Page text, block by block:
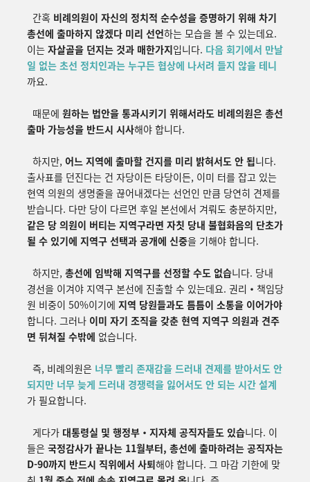
간혹 비례의원이 자신의 정치적 순수성을 증명하기 위해 차기
총선에 출마하지 않겠다 미리 선언하는 모습을 볼 수 있는데요.
이는 자살골을 던지는 것과 매한가지입니다. 다음 회기에서 만날
일 없는 초선 정치인과는 누구든 협상에 나서려 들지 않을 테니
까요.
때문에 원하는 법안을 통과시키기 위해서라도 비례의원은 총선
출마 가능성을 반드시 시사해야 합니다.
하지만, 어느 지역에 출마할 건지를 미리 밝혀서도 안 됩니다.
출사표를 던진다는 건 자당이든 타당이든, 이미 터를 잡고 있는
현역 의원의 생명줄을 끊어내겠다는 선언인 만큼 당연히 견제를
받습니다. 다만 당이 다르면 후일 본선에서 겨뤄도 충분하지만,
같은 당 의원이 버티는 지역구라면 자칫 당내 불협화음의 단초가
될 수 있기에 지역구 선택과 공개에 신중을 기해야 합니다.
하지만, 총선에 임박해 지역구를 선정할 수도 없습니다. 당내
경선을 이겨야 지역구 본선에 진출할 수 있는데요. 권리 ・ 책임당
원 비중이 50%이기에 지역 당원들과도 틈틈이 소통을 이어가야
합니다. 그러나 이미 자기 조직을 갖춘 현역 지역구 의원과 견주
면 뒤쳐질 수밖에 없습니다.
즉, 비례의원은 너무 빨리 존재감을 드러내 견제를 받아서도 안
되지만 너무 늦게 드러내 경쟁력을 잃어서도 안 되는 시간 설계
가 필요합니다.
게다가대통령실 및 행정부・지자체 공직자들도 있습니다. 이
들은 국정감사가 끝나는 11월부터, 총선에 출마하려는 공직자는
D-90까지 반드시 직위에서 사퇴해야 합니다. 그 마감 기한에 맞